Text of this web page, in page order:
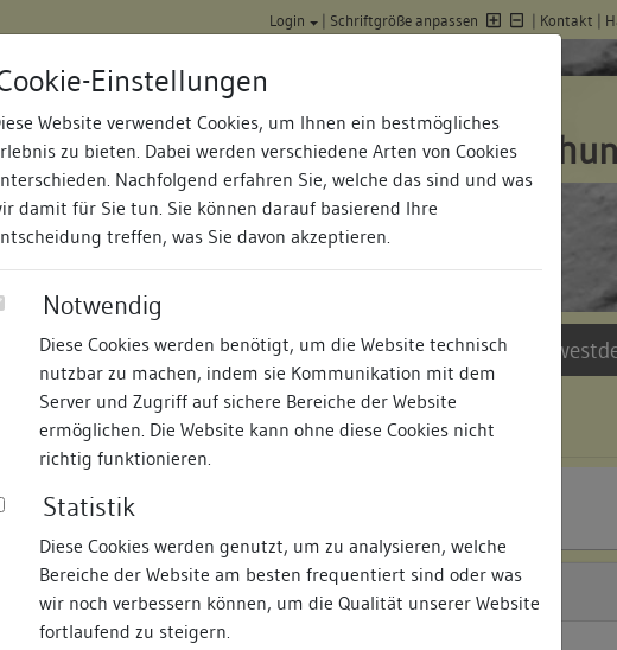
Einstellungen
Website verwendet Cookies, um Ihnen ein bestmögliches
zu bieten. Dabei werden verschiedene Arten von Cookies
Nachfolgend erfahren Sie, welche das sind und was
damit für Sie tun. Sie können darauf basierend Ihre
treffen, was Sie davon akzeptieren.
Notwendig
Diese Cookies werden benötigt, um die Website technisch
nutzbar zu machen, indem sie Kommunikation mit dem
Server und Zugriff auf sichere Bereiche der Website
ermöglichen. Die Website kann ohne diese Cookies nicht
richtig funktionieren.
Statistik
Diese Cookies werden genutzt, um zu analysieren, welche
Bereiche der Website am besten frequentiert sind oder was
wir noch verbessern können, um die Qualität unserer Website
fortlaufend zu steigern.
Login | Schriftgröße anpassen | Kontakt |
Datenbank
Termine Suche Freie Bauforscher:innen
Häuserbuch
Zugeordnetes Baudenkmal